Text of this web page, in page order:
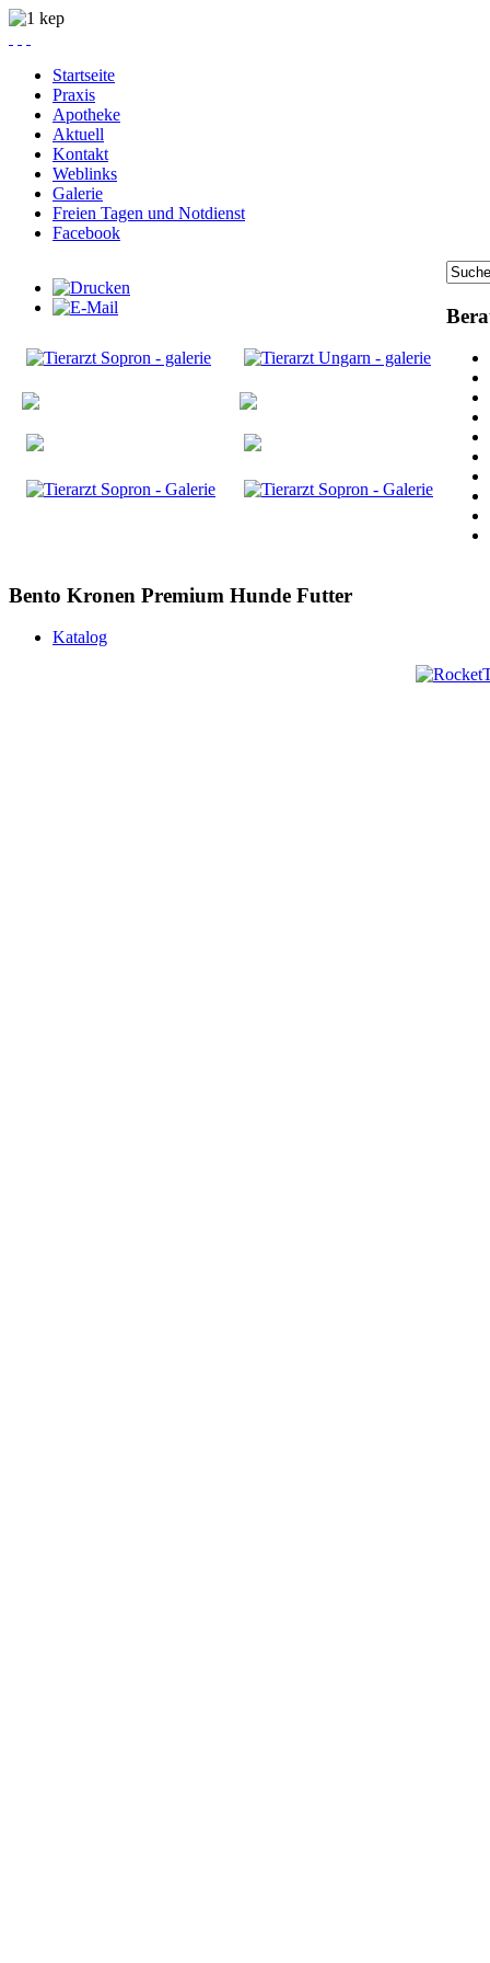
Startseite
Praxis
Apotheke
Aktuell
Kontakt
Weblinks
Galerie
Freien Tagen und Notdienst
Facebook
Bento Kronen Premium Hunde Futter
Katalog